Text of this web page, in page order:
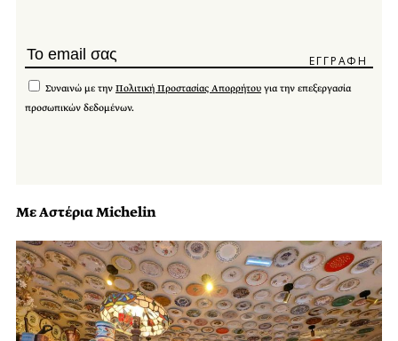
Συναινώ με την Πολιτική Προστασίας Απορρήτου για την επεξεργασία
προσωπικών δεδομένων.
Με Αστέρια Michelin